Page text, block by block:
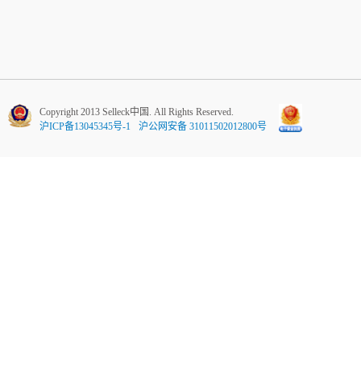
Copyright 2013 Selleck中国. All Rights Reserved.
沪ICP备13045345号-1
沪公网安备 31011502012800号